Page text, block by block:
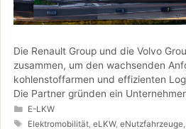
Die Renault Group und die Volvo
zusammen, um den wachsenden
kohlenstoffarmen und effizienten
Die Partner gründen ein
Generation von vollelektrischen
softwaredefinierten Fahrzeugen
Kategorien
E-LKW
Schlagwörter
Elektromobilität,eLKW,eNutzfahrzeuge,